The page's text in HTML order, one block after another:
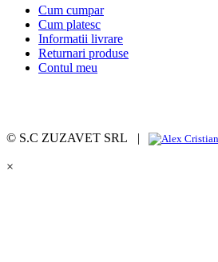
Cum cumpar
Cum platesc
Informatii livrare
Returnari produse
Contul meu
© S.C ZUZAVET SRL |
×